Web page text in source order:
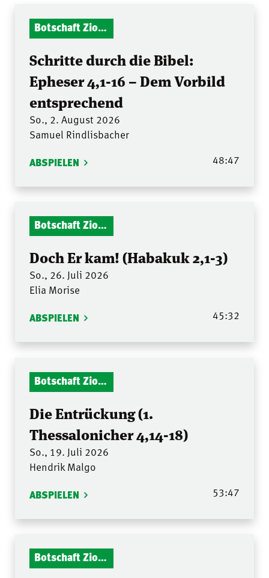
Botschaft Zionshalle
Schritte durch die Bibel:
Epheser 4,1-16 – Dem Vorbild
entsprechend
So., 2. August 2026
Samuel Rindlisbacher
ABSPIELEN 48:47
Botschaft Zionshalle
Doch Er kam! (Habakuk 2,1-3)
So., 26. Juli 2026
Elia Morise
ABSPIELEN 45:32
Botschaft Zionshalle
Die Entrückung (1.
Thessalonicher 4,14-18)
So., 19. Juli 2026
Hendrik Malgo
ABSPIELEN 53:47
Botschaft Zionshalle